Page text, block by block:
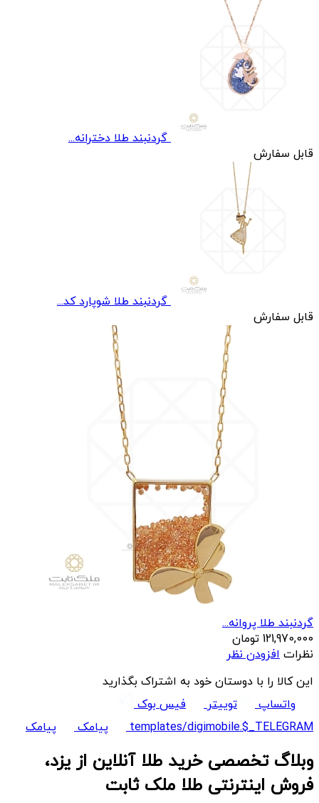
گردنبند طلا دخترانه...
قابل سفارش
گردنبند طلا شوپارد کد...
قابل سفارش
گردنبند طلا پروانه...
121,970,000 تومان
نظرات افزودن نظر
این کالا را با دوستان خود به اشتراک بگذارید
واتساپ
توییتر
فیس بوک
templates/digimobile.$_TELEGRAM
پیامک پیامک
وبلاگ تخصصی خرید طلا آنلاین از یزد،
فروش اینترنتی طلا ملک ثابت